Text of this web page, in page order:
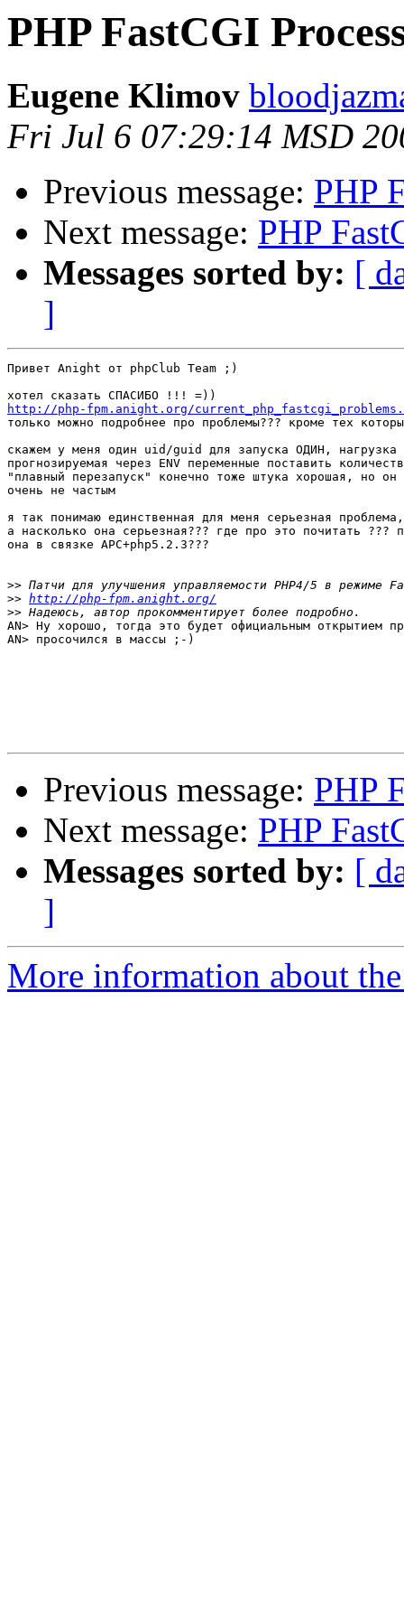
PHP FastCGI
Eugene Klimov
Fri Jul 6 07:29:14 MSD
Previous message: PHP
Next message: PHP
Messages sorted by: [
]
Привет Anight от phpClub Team ;)
http://php-fpm.anight.org/
только можно подробнее про проблемы??? кроме тех
скажем у меня один uid/guid для запуска ОДИН, нагрузка
прогнозируемая через ENV переменные поставить
"плавный перезапуск" конечно тоже штука хорошая, но он
очень не частым
я так понимаю единственная для меня серьезная
а насколько она серьезная??? где про это почитать ???
она в связке APC+php5.2.3???
>>
>> http://php-fpm.anight.org/
>>
AN> Ну хорошо, тогда это будет официальным открытием
AN> просочился в массы ;-)
Previous message: PHP
Next message: PHP
Messages sorted by: [
]
More information about